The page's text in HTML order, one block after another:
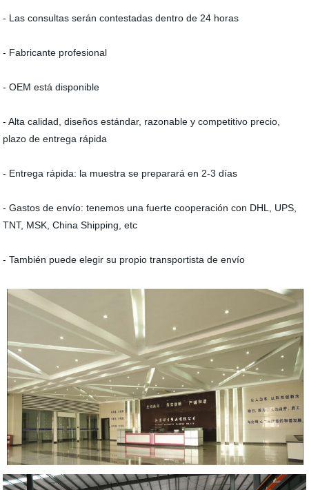
- Las consultas serán contestadas dentro de 24 horas
- Fabricante profesional
- OEM está disponible
- Alta calidad, diseños estándar, razonable y competitivo precio,
plazo de entrega rápida
- Entrega rápida: la muestra se preparará en 2-3 días
- Gastos de envío: tenemos una fuerte cooperación con DHL, UPS,
TNT, MSK, China Shipping, etc
- También puede elegir su propio transportista de envío